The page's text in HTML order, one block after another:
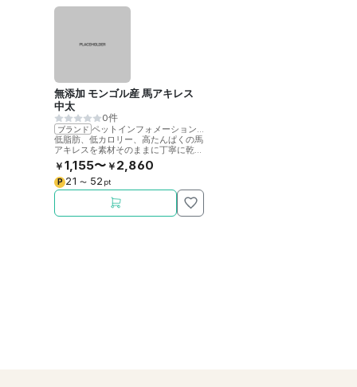
無添加 モンゴル産 馬アキレス
中太
0件
ブランド
低脂肪、低カロリー、高たんぱくの馬
アキレスを素材そのままに丁寧に乾燥
させました。噛むことで歯の健康をサ
ポート。
￥ 1,155〜 ￥ 2,860
P 21 〜 52 pt